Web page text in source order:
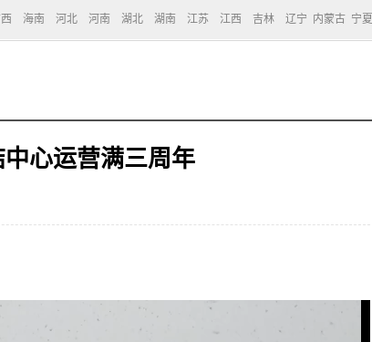
海南 河北 河南 湖北 湖南 江苏 江西 吉林 辽宁 内蒙古 宁夏
心运营满三周年